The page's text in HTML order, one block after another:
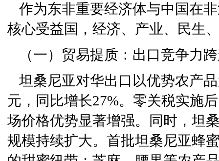
作为东非重要经济体与中国在
核心受益国，经济、产业、民生
（一）贸易提质：出口竞争力
坦桑尼亚对华出口以优势农产
元，同比增长27%。零关税实施
场价格优势显著增强。同时，坦
规模持续扩大。首批坦桑尼亚蜂